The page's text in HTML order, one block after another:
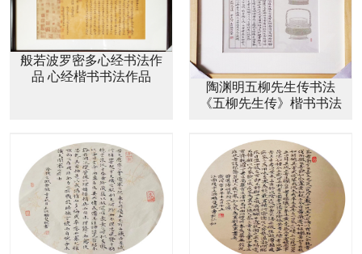
般若波罗密多心经书法作
品 心经楷书书法作品
陶渊明五柳先生传书法
《五柳先生传》楷书书法